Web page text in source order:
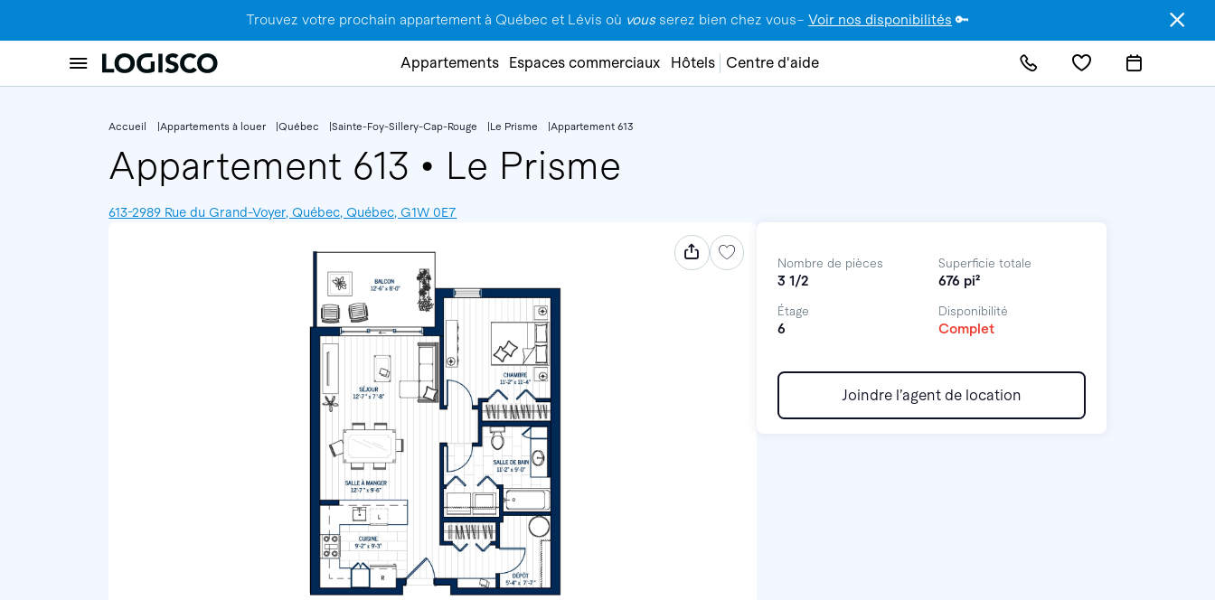
Trouvez votre prochain appartement à Québec et Lévis où vous serez bien chez vous– Voir nos disponibilités 🔑
Appartements Espaces commerciaux Hôtels Centre d'aide
Accueil Appartements à louer Québec Sainte-Foy-Sillery-Cap-Rouge Le Prisme Appartement 613
Appartement 613 • Le Prisme
613-2989 Rue du Grand-Voyer, Québec, Québec, G1W 0E7
Nombre de pièces
3 1/2
Superficie totale
676 pi²
Étage
6
Disponibilité
Complet
Joindre l’agent de location